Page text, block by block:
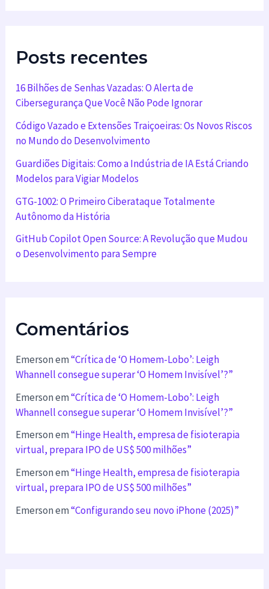
Posts recentes
16 Bilhões de Senhas Vazadas: O Alerta de
Cibersegurança Que Você Não Pode Ignorar
Código Vazado e Extensões Traiçoeiras: Os Novos Riscos
no Mundo do Desenvolvimento
Guardiões Digitais: Como a Indústria de IA Está Criando
Modelos para Vigiar Modelos
GTG-1002: O Primeiro Ciberataque Totalmente
Autônomo da História
GitHub Copilot Open Source: A Revolução que Mudou
o Desenvolvimento para Sempre
Comentários
Emersonem“Crítica de ‘O Homem-Lobo’: Leigh
Whannell consegue superar ‘O Homem Invisível’?”
Emersonem“Crítica de ‘O Homem-Lobo’: Leigh
Whannell consegue superar ‘O Homem Invisível’?”
Emersonem“Hinge Health, empresa de fisioterapia
virtual, prepara IPO de US$ 500 milhões”
Emersonem“Hinge Health, empresa de fisioterapia
virtual, prepara IPO de US$ 500 milhões”
Emersonem“Configurando seu novo iPhone (2025)”